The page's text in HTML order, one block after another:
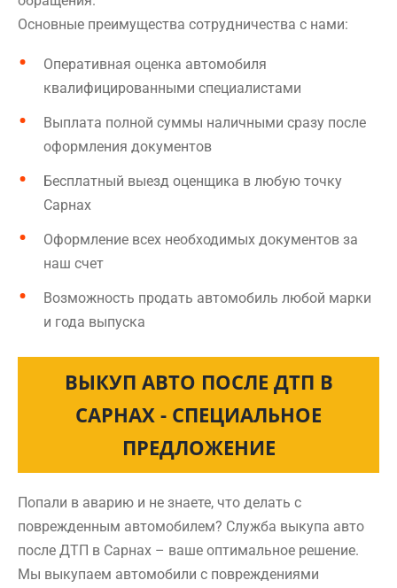
Основные преимущества сотрудничества с нами:
Оперативная оценка автомобиля
квалифицированными специалистами
Выплата полной суммы наличными сразу после
оформления документов
Бесплатный выезд оценщика в любую точку
Сарнах
Оформление всех необходимых документов за
наш счет
Возможность продать автомобиль любой марки
и года выпуска
ВЫКУП АВТО ПОСЛЕ ДТП В
САРНАХ - СПЕЦИАЛЬНОЕ
ПРЕДЛОЖЕНИЕ
Попали в аварию и не знаете, что делать с
поврежденным автомобилем? Служба выкупа авто
после ДТП в Сарнах – ваше оптимальное решение.
Мы выкупаем автомобили с повреждениями